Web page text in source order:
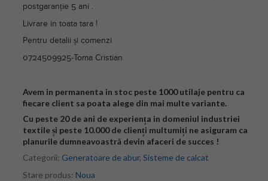
postgaranție 5 ani .
Livrare in toata tara !
Pentru detalii și comenzi
0724509925-Toma Cristian
Avem in permanenta in stoc peste 1000 utilaje pentru ca
fiecare client sa poata alege din mai multe variante.
Cu peste 20 de ani de experiența in domeniul industriei
textile și peste 10.000 de clienți multumiți ne asiguram ca
planurile dumneavoastră devin afaceri de succes !
Categorii: Generatoare de abur, Sisteme de calcat
Stare produs: Noua